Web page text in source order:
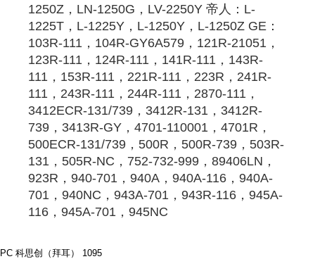
1250Z，LN-1250G，LV-2250Y 帝人：L-
1225T，L-1225Y，L-1250Y，L-1250Z GE：
103R-111，104R-GY6A579，121R-21051，
123R-111，124R-111，141R-111，143R-
111，153R-111，221R-111，223R，241R-
111，243R-111，244R-111，2870-111，
3412ECR-131/739，3412R-131，3412R-
739，3413R-GY，4701-110001，4701R，
500ECR-131/739，500R，500R-739，503R-
131，505R-NC，752-732-999，89406LN，
923R，940-701，940A，940A-116，940A-
701，940NC，943A-701，943R-116，945A-
116，945A-701，945NC
PC 科思创（拜耳） 1095